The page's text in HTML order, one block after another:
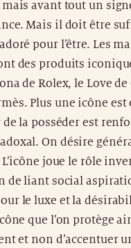
avant tout un
Mais il doit être
pour l’être. Les
des produits
de Rolex, le Love
Plus une icône est
la posséder est
On désire
L’icône joue le rôle
de liant social
le luxe et la
que l’on protège
et non d’accentuer